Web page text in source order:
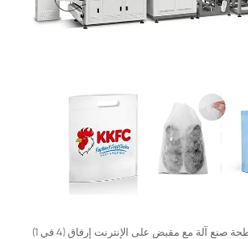
آلة مع مقبض على الإنترنت إرفاق (4 في 1)